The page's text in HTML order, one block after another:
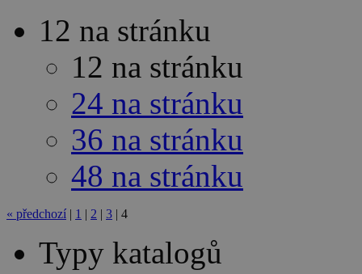
12 na stránku
12 na stránku
24 na stránku
36 na stránku
48 na stránku
« předchozí 1 2 3 4
Typy katalogů